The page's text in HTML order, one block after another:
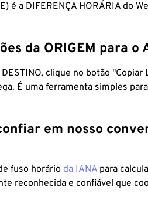
é a DIFERENÇA HORÁRIA do
da ORIGEM para o
clique no botão
É uma ferramenta simples
em nosso
fuso horário da IANA para
reconhecida e confiável que